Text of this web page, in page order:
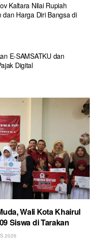
Kaltara Nilai Rupiah
Harga Diri Bangsa di
E-SAMSATKU dan
Digital
Wali Kota Khairul
Siswa di Tarakan
2026